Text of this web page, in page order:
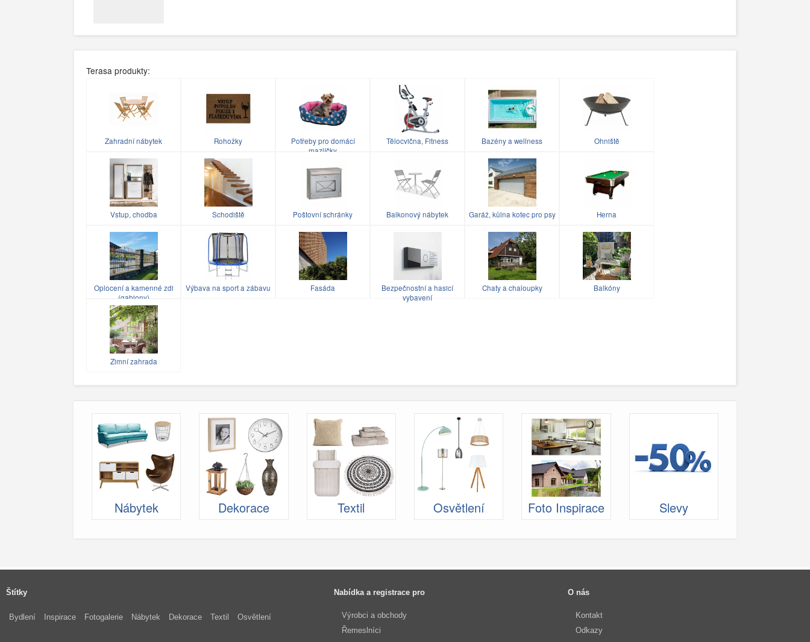
Terasa produkty:
Zahradní nábytek Rohožky
Potřeby pro domácí
mazlíčky
Tělocvična, Fitness Bazény a wellness Ohniště
Vstup, chodba Schodiště Poštovní schránky Balkonový nábytek Garáž, kůlna kotec pro psy Herna
Oplocení a kamenné zdi
(gabiony)
Výbava na sport a zábavu Fasáda
Bezpečnostní a hasicí
vybavení
Chaty a chaloupky Balkóny
Zimní zahrada
Nábytek Dekorace Textil Osvětlení Foto Inspirace Slevy
Štítky
Bydlení Inspirace Fotogalerie Nábytek Dekorace Textil Osvětlení
Nabídka a registrace pro
Výrobci a obchody
Řemeslníci
O nás
Kontakt
Odkazy